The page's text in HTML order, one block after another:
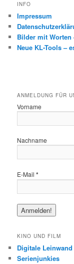
INFO
Impressum
Bilder mit Worten
Neue KL-Tools –
ANMELDUNG FÜR
Vorname
Nachname
E-Mail*
KINO UND FILM
Digitale Leinwand
Serienjunkies